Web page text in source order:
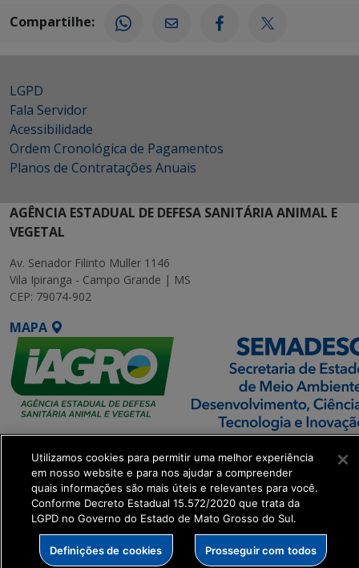
Compartilhe:
LGPD
Fala Servidor
Acessibilidade
Ordem Cronológica de Pagamentos
Planos de Contratações Anuais
AGÊNCIA ESTADUAL DE DEFESA SANITÁRIA ANIMAL E
VEGETAL
Av. Senador Filinto Muller 1146
Vila Ipiranga - Campo Grande | MS
CEP: 79074-902
MAPA
SETDIG | Secretaria-
Executiva de
Transformação Digital
get_footer();
Utilizamos cookies para permitir uma melhor experiência
em nosso website e para nos ajudar a compreender
quais informações são mais úteis e relevantes para você.
Conforme Decreto Estadual 15.572/2020 que trata da
LGPD no Governo do Estado de Mato Grosso do Sul.
Definições de cookies Prosseguir com todos